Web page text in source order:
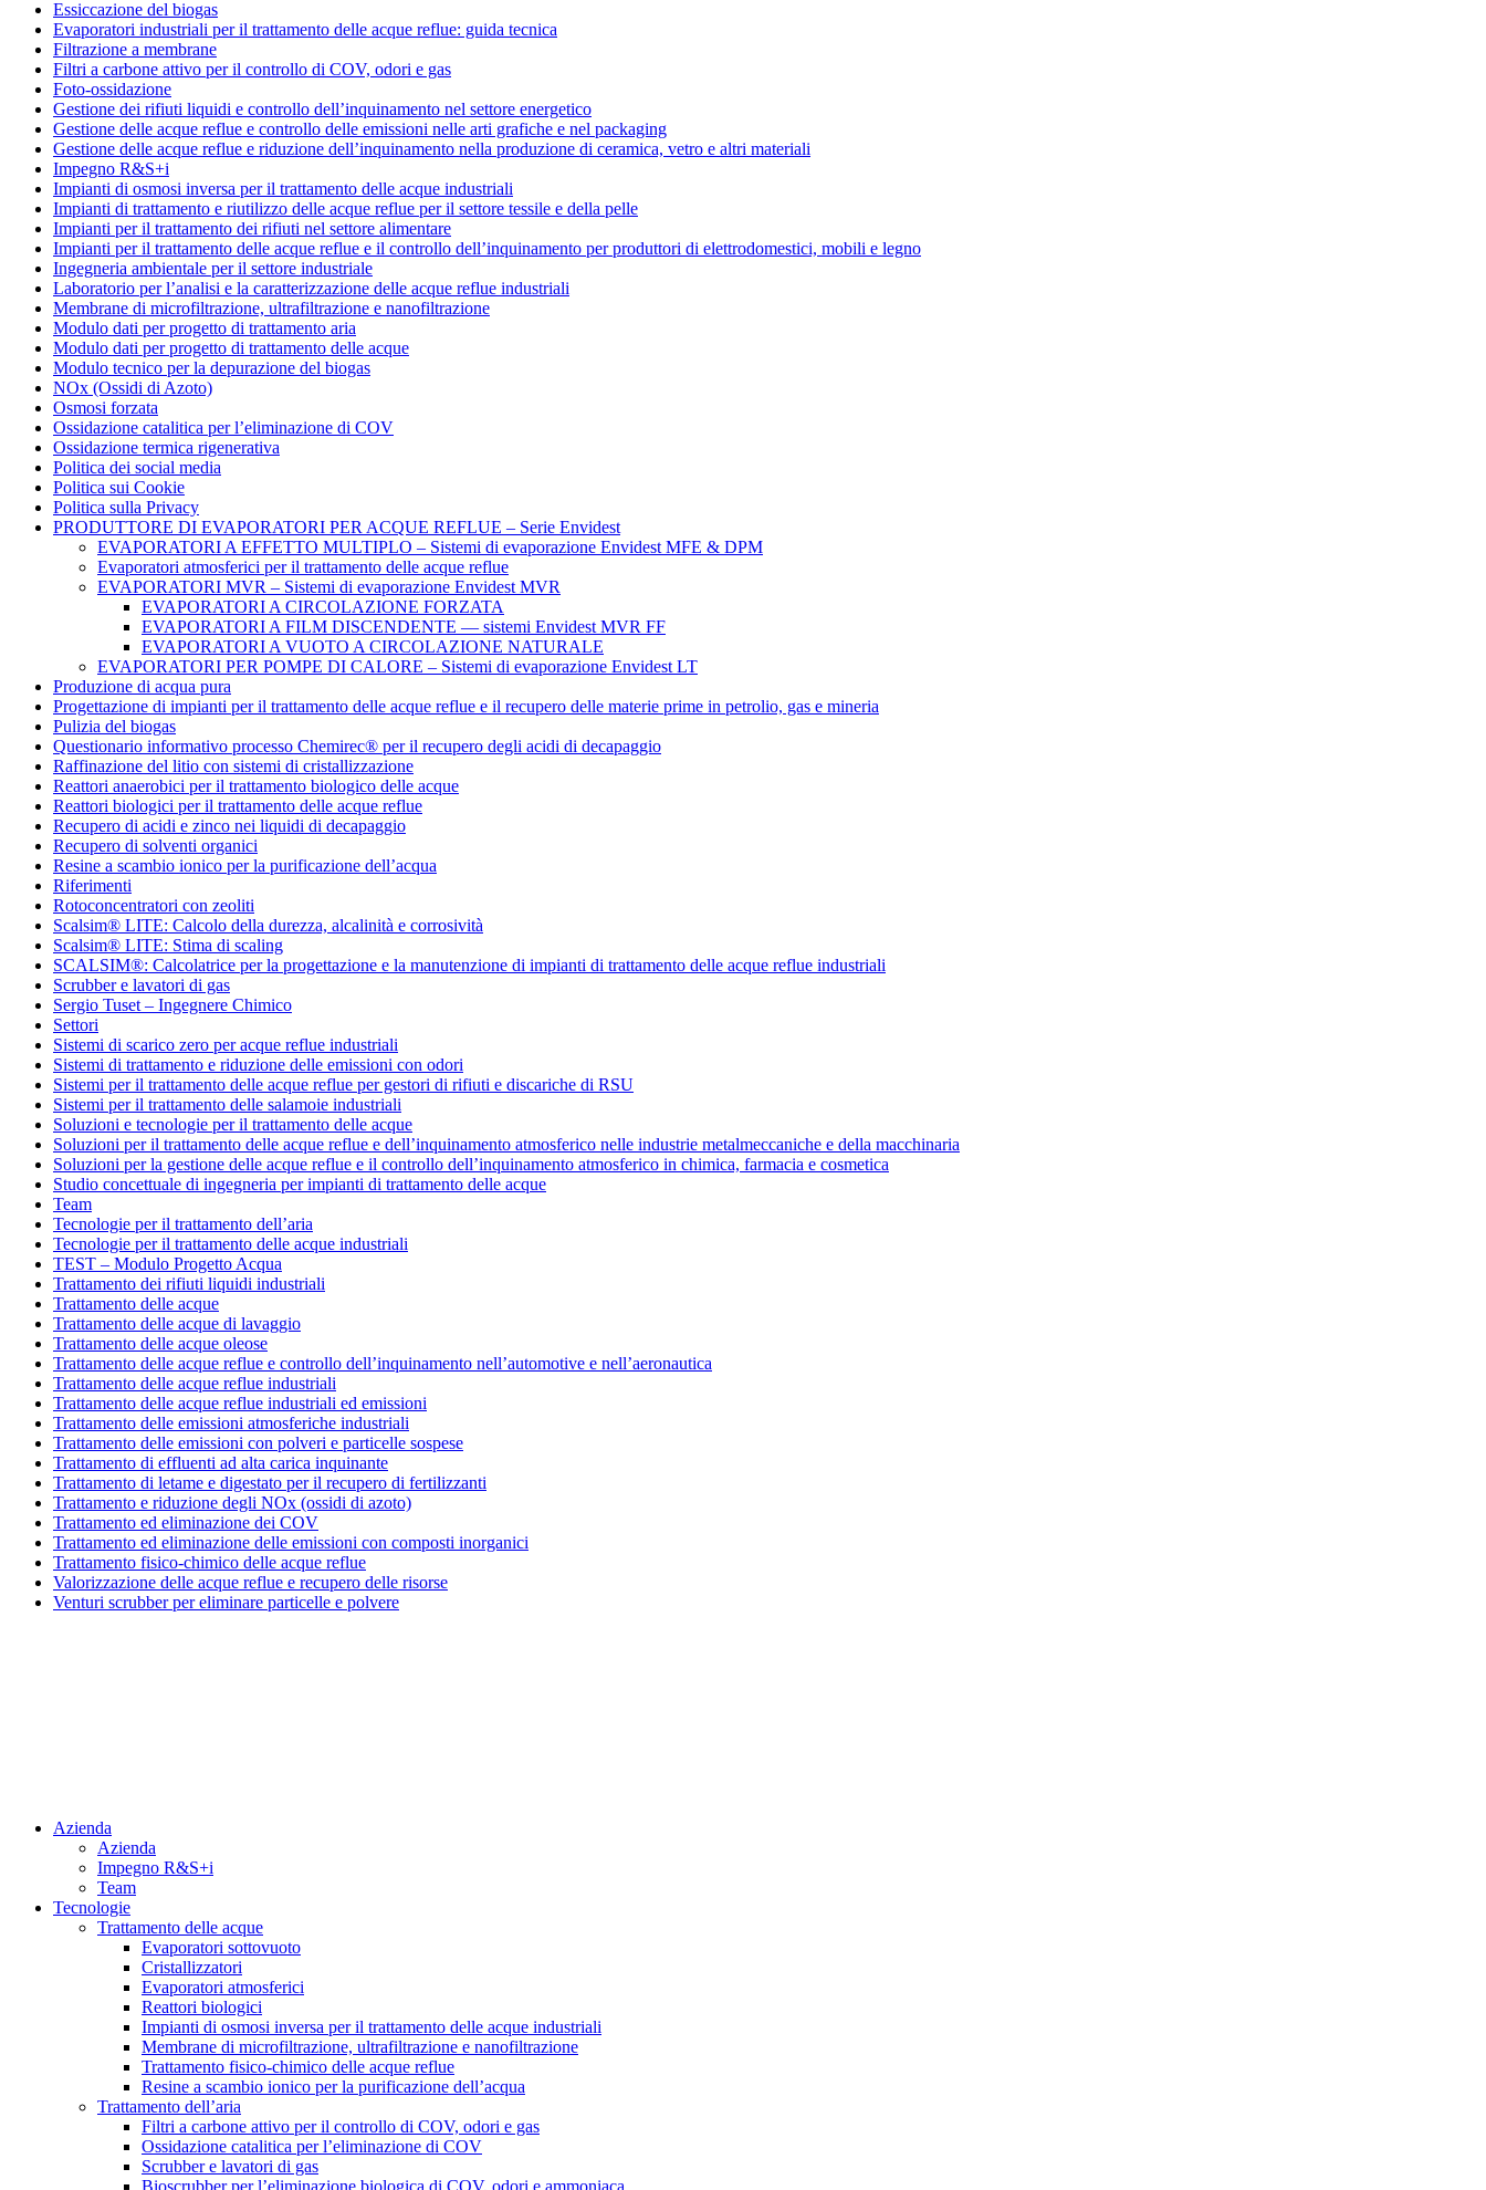
Essiccazione del biogas
Evaporatori industriali per il trattamento delle acque reflue: guida tecnica
Filtrazione a membrane
Filtri a carbone attivo per il controllo di COV, odori e gas
Foto-ossidazione
Gestione dei rifiuti liquidi e controllo dell’inquinamento nel settore energetico
Gestione delle acque reflue e controllo delle emissioni nelle arti grafiche e nel packaging
Gestione delle acque reflue e riduzione dell’inquinamento nella produzione di ceramica, vetro e altri materiali
Impegno R&S+i
Impianti di osmosi inversa per il trattamento delle acque industriali
Impianti di trattamento e riutilizzo delle acque reflue per il settore tessile e della pelle
Impianti per il trattamento dei rifiuti nel settore alimentare
Impianti per il trattamento delle acque reflue e il controllo dell’inquinamento per produttori di elettrodomestici, mobili e legno
Ingegneria ambientale per il settore industriale
Laboratorio per l’analisi e la caratterizzazione delle acque reflue industriali
Membrane di microfiltrazione, ultrafiltrazione e nanofiltrazione
Modulo dati per progetto di trattamento aria
Modulo dati per progetto di trattamento delle acque
Modulo tecnico per la depurazione del biogas
NOx (Ossidi di Azoto)
Osmosi forzata
Ossidazione catalitica per l’eliminazione di COV
Ossidazione termica rigenerativa
Politica dei social media
Politica sui Cookie
Politica sulla Privacy
PRODUTTORE DI EVAPORATORI PER ACQUE REFLUE – Serie Envidest
EVAPORATORI A EFFETTO MULTIPLO – Sistemi di evaporazione Envidest MFE & DPM
Evaporatori atmosferici per il trattamento delle acque reflue
EVAPORATORI MVR – Sistemi di evaporazione Envidest MVR
EVAPORATORI A CIRCOLAZIONE FORZATA
EVAPORATORI A FILM DISCENDENTE — sistemi Envidest MVR FF
EVAPORATORI A VUOTO A CIRCOLAZIONE NATURALE
EVAPORATORI PER POMPE DI CALORE – Sistemi di evaporazione Envidest LT
Produzione di acqua pura
Progettazione di impianti per il trattamento delle acque reflue e il recupero delle materie prime in petrolio, gas e mineria
Pulizia del biogas
Questionario informativo processo Chemirec® per il recupero degli acidi di decapaggio
Raffinazione del litio con sistemi di cristallizzazione
Reattori anaerobici per il trattamento biologico delle acque
Reattori biologici per il trattamento delle acque reflue
Recupero di acidi e zinco nei liquidi di decapaggio
Recupero di solventi organici
Resine a scambio ionico per la purificazione dell’acqua
Riferimenti
Rotoconcentratori con zeoliti
Scalsim® LITE: Calcolo della durezza, alcalinità e corrosività
Scalsim® LITE: Stima di scaling
SCALSIM®: Calcolatrice per la progettazione e la manutenzione di impianti di trattamento delle acque reflue industriali
Scrubber e lavatori di gas
Sergio Tuset – Ingegnere Chimico
Settori
Sistemi di scarico zero per acque reflue industriali
Sistemi di trattamento e riduzione delle emissioni con odori
Sistemi per il trattamento delle acque reflue per gestori di rifiuti e discariche di RSU
Sistemi per il trattamento delle salamoie industriali
Soluzioni e tecnologie per il trattamento delle acque
Soluzioni per il trattamento delle acque reflue e dell’inquinamento atmosferico nelle industrie metalmeccaniche e della macchinaria
Soluzioni per la gestione delle acque reflue e il controllo dell’inquinamento atmosferico in chimica, farmacia e cosmetica
Studio concettuale di ingegneria per impianti di trattamento delle acque
Team
Tecnologie per il trattamento dell’aria
Tecnologie per il trattamento delle acque industriali
TEST – Modulo Progetto Acqua
Trattamento dei rifiuti liquidi industriali
Trattamento delle acque
Trattamento delle acque di lavaggio
Trattamento delle acque oleose
Trattamento delle acque reflue e controllo dell’inquinamento nell’automotive e nell’aeronautica
Trattamento delle acque reflue industriali
Trattamento delle acque reflue industriali ed emissioni
Trattamento delle emissioni atmosferiche industriali
Trattamento delle emissioni con polveri e particelle sospese
Trattamento di effluenti ad alta carica inquinante
Trattamento di letame e digestato per il recupero di fertilizzanti
Trattamento e riduzione degli NOx (ossidi di azoto)
Trattamento ed eliminazione dei COV
Trattamento ed eliminazione delle emissioni con composti inorganici
Trattamento fisico-chimico delle acque reflue
Valorizzazione delle acque reflue e recupero delle risorse
Venturi scrubber per eliminare particelle e polvere
Azienda
Azienda
Impegno R&S+i
Team
Tecnologie
Trattamento delle acque
Evaporatori sottovuoto
Cristallizzatori
Evaporatori atmosferici
Reattori biologici
Impianti di osmosi inversa per il trattamento delle acque industriali
Membrane di microfiltrazione, ultrafiltrazione e nanofiltrazione
Trattamento fisico-chimico delle acque reflue
Resine a scambio ionico per la purificazione dell’acqua
Trattamento dell’aria
Filtri a carbone attivo per il controllo di COV, odori e gas
Ossidazione catalitica per l’eliminazione di COV
Scrubber e lavatori di gas
Bioscrubber per l’eliminazione biologica di COV, odori e ammoniaca